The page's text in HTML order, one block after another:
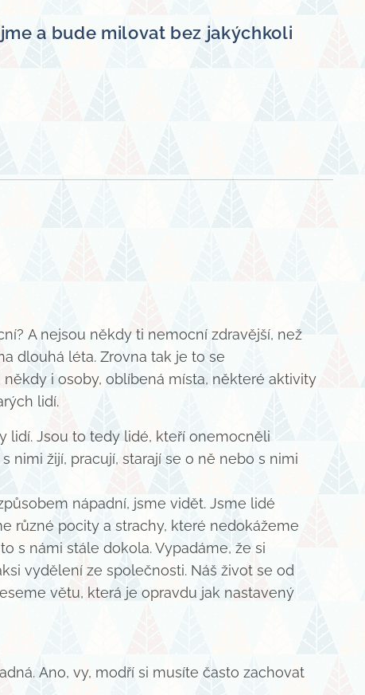
a bude milovat bez jakýchkoli
A nejsou někdy ti nemocní zdravější, než
dlouhá léta. Zrovna tak je to se
i osoby, oblíbená místa, některé aktivity
lidí.
lidí. Jsou to tedy lidé, kteří onemocněli
nimi žijí, pracují, starají se o ně nebo s nimi
nápadní, jsme vidět. Jsme lidé
různé pocity a strachy, které nedokážeme
s námi stále dokola. Vypadáme, že si
vydělení ze společnosti. Náš život se od
větu, která je opravdu jak nastavený
Ano, vy, modří si musíte často zachovat